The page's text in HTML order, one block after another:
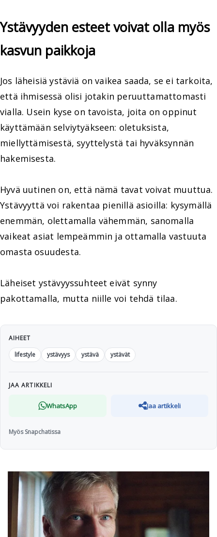
Ystävyyden esteet voivat olla myös
kasvun paikkoja
Jos läheisiä ystäviä on vaikea saada, se ei tarkoita,
että ihmisessä olisi jotakin peruuttamattomasti
vialla. Usein kyse on tavoista, joita on oppinut
käyttämään selviytyäkseen: oletuksista,
miellyttämisestä, syyttelystä tai hyväksynnän
hakemisesta.
Hyvä uutinen on, että nämä tavat voivat muuttua.
Ystävyyttä voi rakentaa pienillä asioilla: kysymällä
enemmän, olettamalla vähemmän, sanomalla
vaikeat asiat lempeämmin ja ottamalla vastuuta
omasta osuudesta.
Läheiset ystävyyssuhteet eivät synny
pakottamalla, mutta niille voi tehdä tilaa.
AIHEET
lifestyle
ystävyys ystävä ystävät
JAA ARTIKKELI
WhatsApp Jaa artikkeli
Myös Snapchatissa